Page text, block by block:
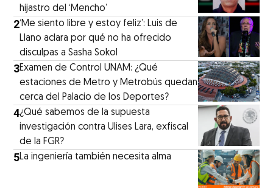
hijastro del ‘Mencho’
2‘Me siento libre y estoy feliz’: Luis de
Llano aclara por qué no ha ofrecido
disculpas a Sasha Sokol
3Examen de Control UNAM: ¿Qué
estaciones de Metro y Metrobús quedan
cerca del Palacio de los Deportes?
4¿Qué sabemos de la supuesta
investigación contra Ulises Lara, exfiscal
de la FGR?
5La ingeniería también necesita alma